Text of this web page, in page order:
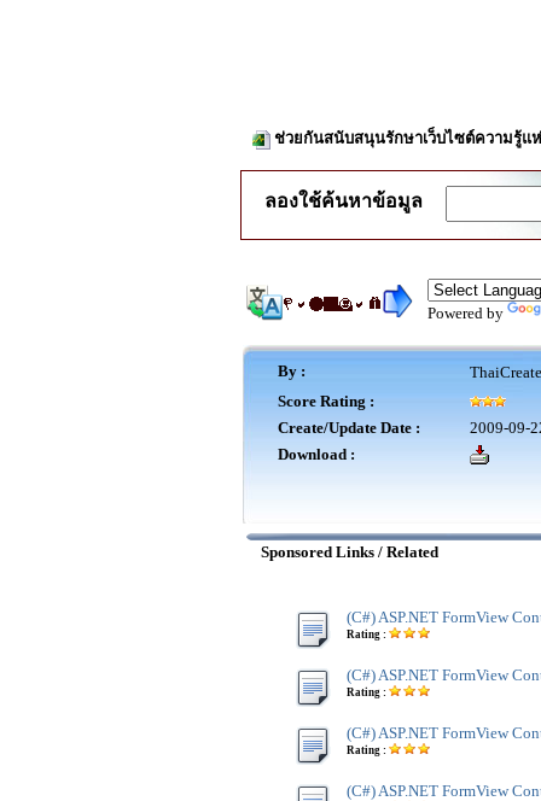
ช่วยกันสนับสนุนรักษาเว็บไซต์ความรู้แ
ลองใช้ค้นหาข้อมูล
Powered by
By :
Score Rating :
Create/Update Date :
2009-09-
Download :
Sponsored Links / Related
(C#) ASP.NET FormView
Rating :
(C#) ASP.NET FormView
Rating :
(C#) ASP.NET FormView
Rating :
(C#) ASP.NET FormView